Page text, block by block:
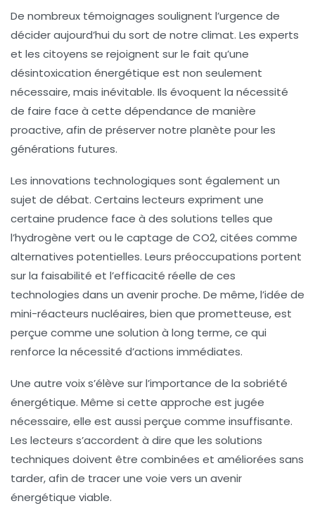
De nombreux témoignages soulignent l’urgence de
décider aujourd’hui du sort de notre climat. Les experts
et les citoyens se rejoignent sur le fait qu’une
désintoxication énergétique est non seulement
nécessaire, mais inévitable. Ils évoquent la nécessité
de faire face à cette dépendance de manière
proactive, afin de préserver notre planète pour les
générations futures.
Les innovations technologiques sont également un
sujet de débat. Certains lecteurs expriment une
certaine prudence face à des solutions telles que
l’hydrogène vert ou le captage de CO2, citées comme
alternatives potentielles. Leurs préoccupations portent
sur la faisabilité et l’efficacité réelle de ces
technologies dans un avenir proche. De même, l’idée de
mini-réacteurs nucléaires, bien que prometteuse, est
perçue comme une solution à long terme, ce qui
renforce la nécessité d’actions immédiates.
Une autre voix s’élève sur l’importance de la sobriété
énergétique. Même si cette approche est jugée
nécessaire, elle est aussi perçue comme insuffisante.
Les lecteurs s’accordent à dire que les solutions
techniques doivent être combinées et améliorées sans
tarder, afin de tracer une voie vers un avenir
énergétique viable.